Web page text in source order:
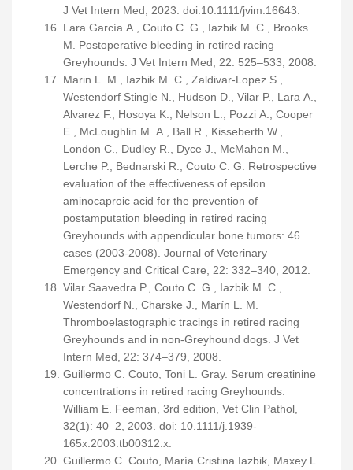
J Vet Intern Med, 2023. doi:10.1111/jvim.16643.
Lara García A., Couto C. G., Iazbik M. C., Brooks
M. Postoperative bleeding in retired racing
Greyhounds. J Vet Intern Med, 22: 525–533, 2008.
Marin L. M., Iazbik M. C., Zaldivar-Lopez S.,
Westendorf Stingle N., Hudson D., Vilar P., Lara A.,
Alvarez F., Hosoya K., Nelson L., Pozzi A., Cooper
E., McLoughlin M. A., Ball R., Kisseberth W.,
London C., Dudley R., Dyce J., McMahon M.,
Lerche P., Bednarski R., Couto C. G. Retrospective
evaluation of the effectiveness of epsilon
aminocaproic acid for the prevention of
postamputation bleeding in retired racing
Greyhounds with appendicular bone tumors: 46
cases (2003-2008). Journal of Veterinary
Emergency and Critical Care, 22: 332–340, 2012.
Vilar Saavedra P., Couto C. G., Iazbik M. C.,
Westendorf N., Charske J., Marín L. M.
Thromboelastographic tracings in retired racing
Greyhounds and in non-Greyhound dogs. J Vet
Intern Med, 22: 374–379, 2008.
Guillermo C. Couto, Toni L. Gray. Serum creatinine
concentrations in retired racing Greyhounds.
William E. Feeman, 3rd edition, Vet Clin Pathol,
32(1): 40–2, 2003. doi: 10.1111/j.1939-
165x.2003.tb00312.x.
Guillermo C. Couto, María Cristina Iazbik, Maxey L.